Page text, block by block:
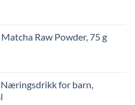
Raw Powder, 75 g
for barn,